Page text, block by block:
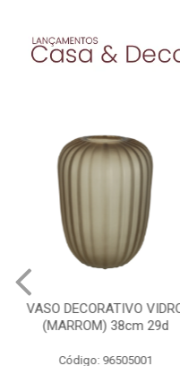
VASO DECORATIVO VIDRO
(MARROM) 38cm 29d
Código: 96505001